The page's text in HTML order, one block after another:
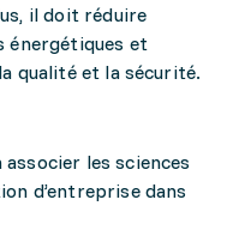
il doit réduire
énergétiques et
qualité et la sécurité.
les sciences
d’entreprise dans